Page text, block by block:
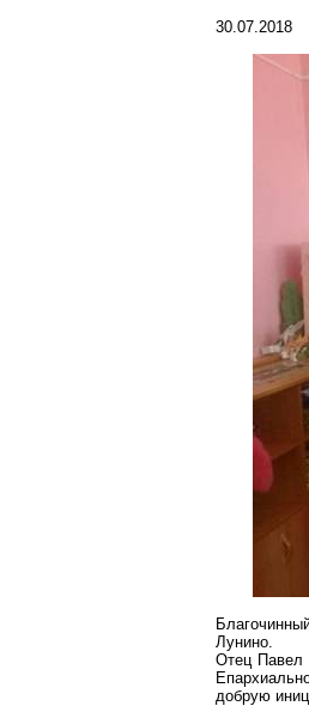
30.07.2018
Лунино.
Отец Павел
добрую